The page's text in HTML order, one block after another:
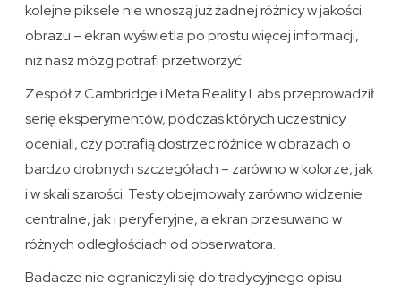
kolejne piksele nie wnoszą już żadnej różnicy w jakości
obrazu – ekran wyświetla po prostu więcej informacji,
niż nasz mózg potrafi przetworzyć.
Zespół z Cambridge i Meta Reality Labs przeprowadził
serię eksperymentów, podczas których uczestnicy
oceniali, czy potrafią dostrzec różnice w obrazach o
bardzo drobnych szczegółach – zarówno w kolorze, jak
i w skali szarości. Testy obejmowały zarówno widzenie
centralne, jak i peryferyjne, a ekran przesuwano w
różnych odległościach od obserwatora.
Badacze nie ograniczyli się do tradycyjnego opisu